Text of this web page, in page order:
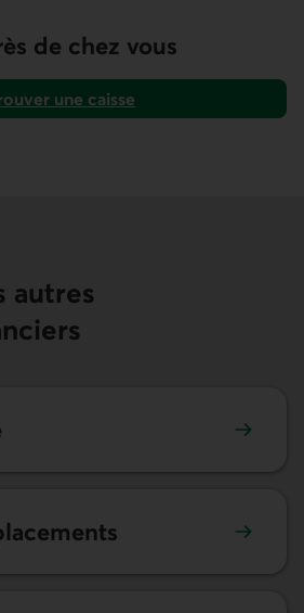
de chez vous
une caisse
autres